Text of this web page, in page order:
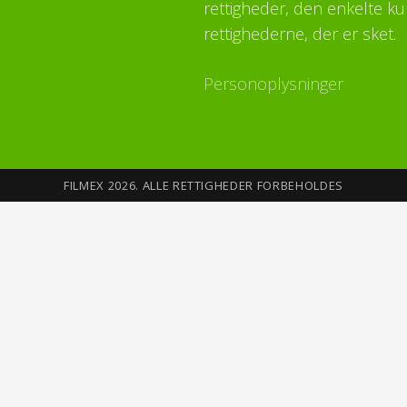
rettigheder, den enkelte
rettighederne, der er sket.
Personoplysninger
FILMEX 2026. ALLE RETTIGHEDER FORBEHOLDES